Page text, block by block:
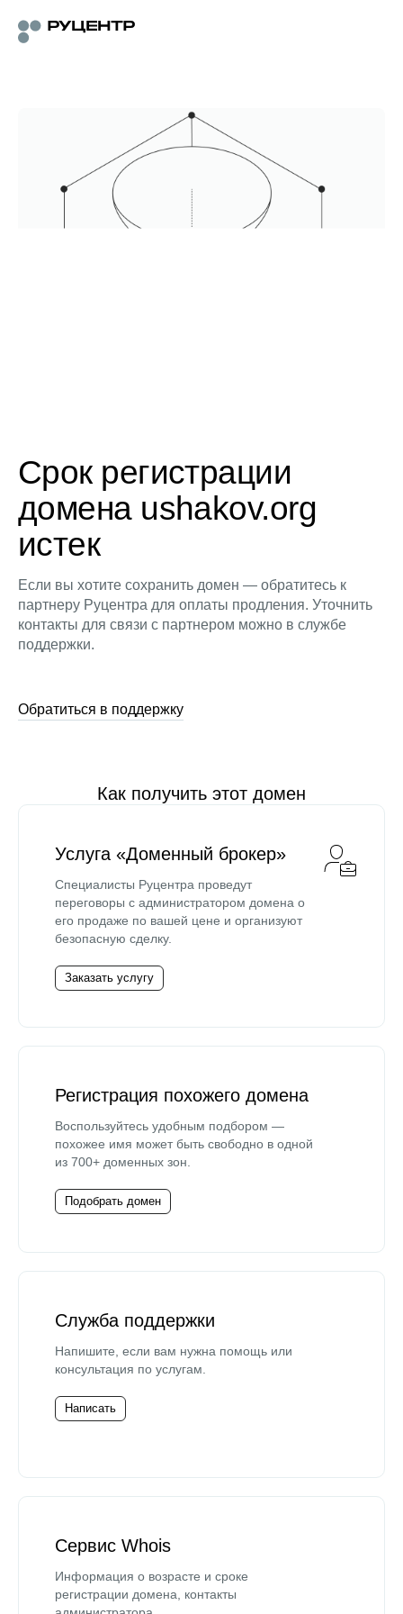
Срок регистрации
домена ushakov.org
истек
Если вы хотите сохранить домен — обратитесь к
партнеру Руцентра для оплаты продления. Уточнить
контакты для связи с партнером можно в службе
поддержки.
Обратиться в поддержку
Как получить этот домен
Услуга «Доменный брокер»
Специалисты Руцентра проведут
переговоры с администратором домена о
его продаже по вашей цене и организуют
безопасную сделку.
Заказать услугу
Регистрация похожего домена
Воспользуйтесь удобным подбором —
похожее имя может быть свободно в одной
из 700+ доменных зон.
Подобрать домен
Служба поддержки
Напишите, если вам нужна помощь или
консультация по услугам.
Написать
Сервис Whois
Информация о возрасте и сроке
регистрации домена, контакты